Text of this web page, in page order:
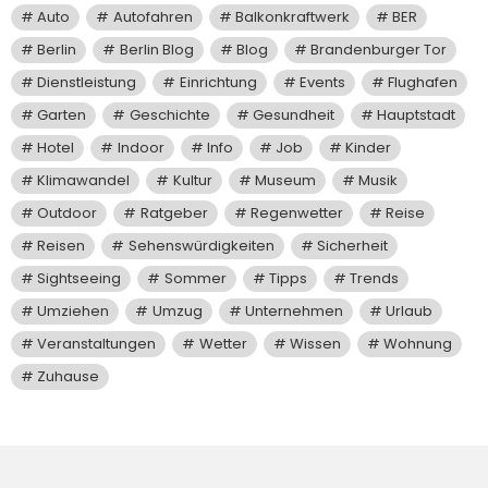
Auto Autofahren Balkonkraftwerk
BER
Berlin
Berlin Blog Blog
Brandenburger Tor
Dienstleistung
Einrichtung Events
Flughafen
Garten
Geschichte Gesundheit
Hauptstadt
Hotel
Indoor Info Job
Kinder
Klimawandel
Kultur Museum
Musik
Outdoor
Ratgeber Regenwetter
Reise
Reisen
Sehenswürdigkeiten
Sicherheit
Sightseeing
Sommer Tipps
Trends
Umziehen
Umzug Unternehmen
Urlaub
Veranstaltungen
Wetter Wissen
Wohnung
Zuhause